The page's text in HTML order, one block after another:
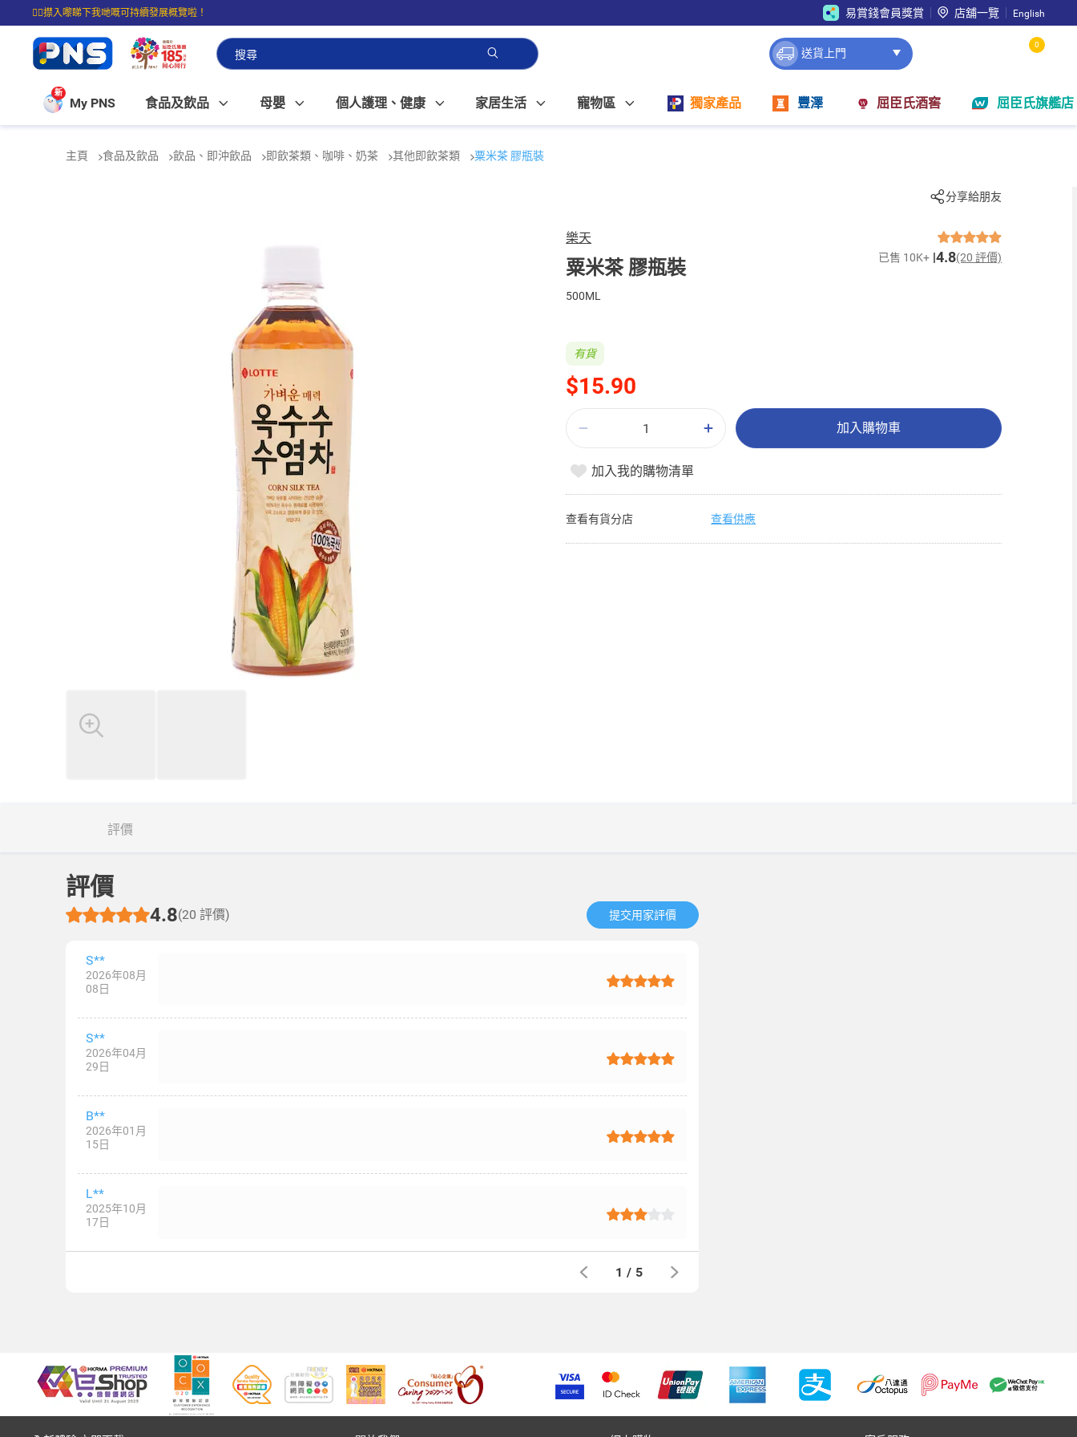
☝🏼㩒入嚟睇下我哋嘅可持續發展概覽啦！
⭐購物滿$399即享免費送貨；滿$100即可免費店取。
易賞錢會員獎賞 店舖一覽 English
送貨上門
0
新
My PNS 食品及飲品 母嬰 個人護理、健康 家居生活 寵物區 獨家產品 豐澤 屈臣氏酒窖 屈臣氏旗艦店
主頁 食品及飲品 飲品、即沖飲品 即飲茶類、咖啡、奶茶 其他即飲茶類 粟米茶 膠瓶裝
分享給朋友
樂天
粟米茶 膠瓶裝 已售 10K+ 4.8(20 評價)
500ML
$15.90
有貨
加入購物車
加入我的購物清單
查看有貨分店 查看供應
評價
評價
4.8(20 評價) 提交用家評價​
S**
2026年08月
08日
S**
2026年04月
29日
B**
2026年01月
15日
L**
2025年10月
17日
1 / 5